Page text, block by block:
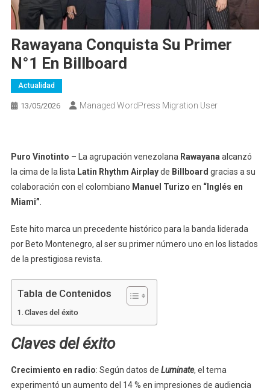
Rawayana Conquista Su Primer
N°1 En Billboard
Actualidad
13/05/2026 Managed WordPress Migration User
Puro Vinotinto – La agrupación venezolana Rawayana alcanzó
la cima de la lista Latin Rhythm Airplayde Billboard gracias a su
colaboración con el colombiano Manuel Turizo en “Inglés en
Miami”
Este hito marca un precedente histórico para la banda liderada
por Beto Montenegro, al ser su primer número uno en los listados
de la prestigiosa revista.
Tabla de Contenidos
Claves del éxito
Claves del éxito
Crecimiento en radio: Según datos de Luminate, el tema
experimentó un aumento del 14 % en impresiones de audiencia